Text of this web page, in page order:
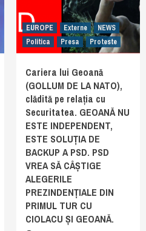
EUROPE Externe
NEWS
Politica
Presa Proteste
Cariera lui Geoană
(GOLLUM DE LA NATO),
clădită pe relația cu
Securitatea. GEOANĂ NU
ESTE INDEPENDENT,
ESTE SOLUȚIA DE
BACKUP A PSD. PSD
VREA SĂ CÂȘTIGE
ALEGERILE
PREZINDENȚIALE DIN
PRIMUL TUR CU
CIOLACU ȘI GEOANĂ.